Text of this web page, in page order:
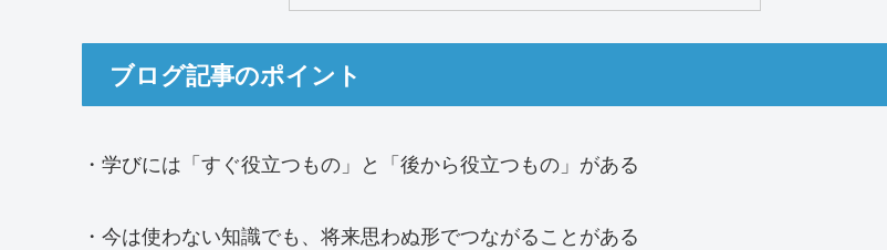
ブログ記事のポイント
・学びには「すぐ役立つもの」と「後から役立つもの」がある
・今は使わない知識でも、将来思わぬ形でつながることがある